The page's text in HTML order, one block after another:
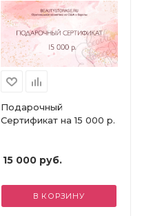
Подарочный
Сертификат на 15 000 р.
15 000руб.
В КОРЗИНУ